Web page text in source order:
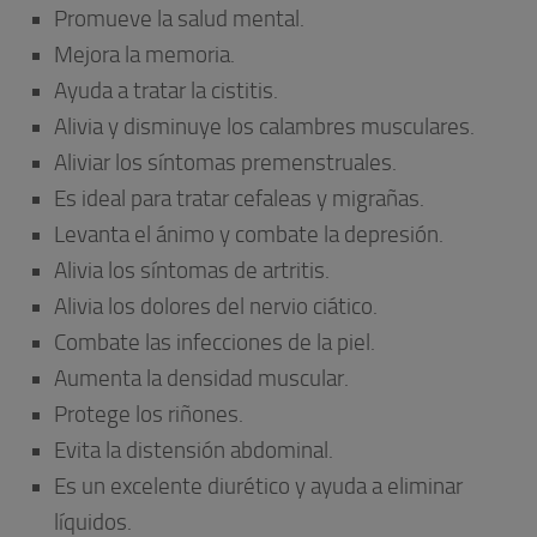
Promueve la salud mental.
Mejora la memoria.
Ayuda a tratar la cistitis.
Alivia y disminuye los calambres musculares.
Aliviar los síntomas premenstruales.
Es ideal para tratar cefaleas y migrañas.
Levanta el ánimo y combate la depresión.
Alivia los síntomas de artritis.
Alivia los dolores del nervio ciático.
Combate las infecciones de la piel.
Aumenta la densidad muscular.
Protege los riñones.
Evita la distensión abdominal.
Es un excelente diurético y ayuda a eliminar
líquidos.